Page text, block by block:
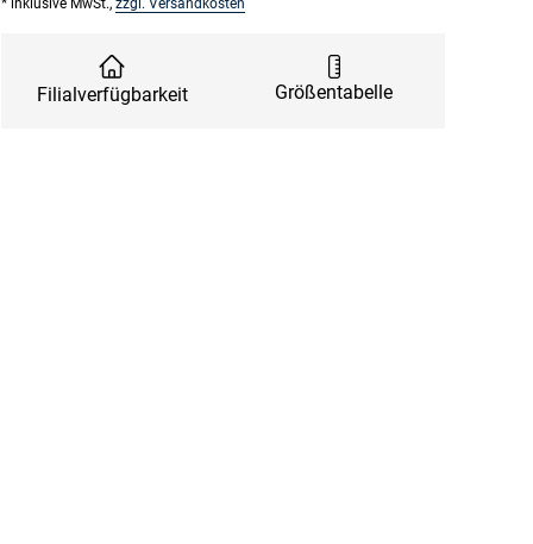
* inklusive MwSt., zzgl. Versandkosten
Filialverfügbarkeit Größentabelle